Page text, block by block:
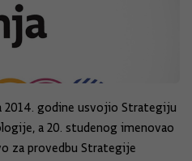
2014. godine usvojio Strategiju
a 20. studenog imenovao
za provedbu Strategije